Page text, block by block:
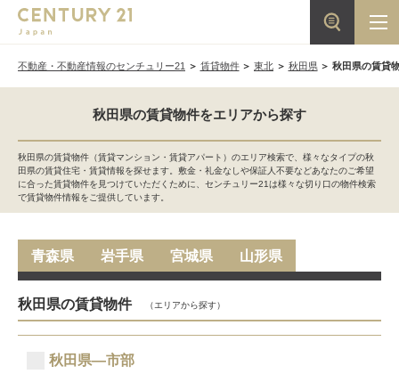
不動産・不動産情報のセンチュリー21 賃貸物件 東北 秋田県 秋田県の賃貸
秋田県の賃貸物件をエリアから探す
秋田県の賃貸物件（賃貸マンション・賃貸アパート）のエリア検索で、様々なタイプの秋
田県の賃貸住宅・賃貸情報を探せます。敷金・礼金なしや保証人不要などあなたのご希望
に合った賃貸物件を見つけていただくために、センチュリー21は様々な切り口の物件検索
で賃貸物件情報をご提供しています。
青森県 岩手県 宮城県 山形県
秋田県の賃貸物件 （エリアから探す）
秋田県―市部